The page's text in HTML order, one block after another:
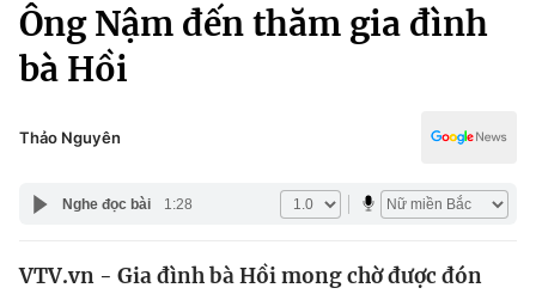
Chính trị
Xã hội
Pháp luật
Y tế
Thế giới
Truyền hình
Văn hóa - Giải trí
Công nghệ
Ông Nậm đến thăm gia đình
bà Hồi
Thảo Nguyên
Nghe đọc bài 1:28
VTV.vn - Gia đình bà Hồi mong chờ được đón